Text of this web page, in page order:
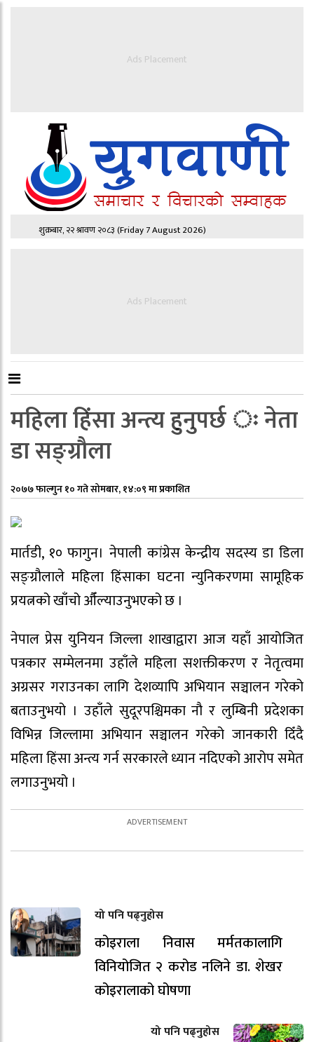
Ads Placement
शुक्रबार, २२ श्रावण २०८३(Friday 7 August 2026)
Ads Placement
महिला हिंसा अन्त्य हुनुपर्छ ः नेता
डा सङ्ग्रौला
२०७७ फाल्गुन १० गते सोमबार, १४:०९ मा प्रकाशित
मार्तडी, १० फागुन। नेपाली कांग्रेस केन्द्रीय सदस्य डा डिला
सङ्ग्रौलाले महिला हिंसाका घटना न्युनिकरणमा सामूहिक
प्रयत्नको खाँचो औँल्याउनुभएको छ ।
नेपाल प्रेस युनियन जिल्ला शाखाद्वारा आज यहाँ आयोजित
पत्रकार सम्मेलनमा उहाँले महिला सशक्तीकरण र नेतृत्वमा
अग्रसर गराउनका लागि देशव्यापि अभियान सञ्चालन गरेको
बताउनुभयो । उहाँले सुदूरपश्चिमका नौ र लुम्बिनी प्रदेशका
विभिन्न जिल्लामा अभियान सञ्चालन गरेको जानकारी दिँदै
महिला हिंसा अन्त्य गर्न सरकारले ध्यान नदिएको आरोप समेत
लगाउनुभयो ।
यो पनि पढ्नुहोस
कोइराला निवास मर्मतकालागि
विनियोजित २ करोड नलिने डा. शेखर
कोइरालाको घोषणा
यो पनि पढ्नुहोस